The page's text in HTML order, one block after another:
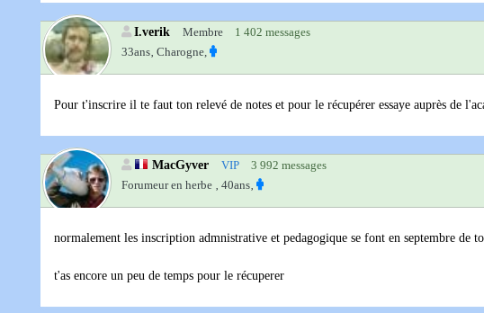
I.verik Membre
1 402 messages
33ans‚ Charogne,
Pour t'inscrire il te faut ton relevé de notes et pour le récupérer essaye auprès de
MacGyver VIP
3 992 messages
Forumeur en herbe ‚ 40ans‚
normalement les inscription admnistrative et pedagogique se font en septembre de
t'as encore un peu de temps pour le récuperer